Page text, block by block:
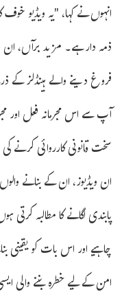
انہوں نے کہا، "یہ ویڈیو خوف
ذمہ دار ہے۔ مزید برآں، ان
فروغ دینے والے ہینڈلز کے
آپ سے اس مجرمانہ فعل
سخت قانونی کارروائی کرنے
ان ویڈیوز، ان کے بنانے
پابندی لگانے کا مطالبہ
چاہیے اور اس بات کو یقینی
امن کے لیے خطرہ بننے والی